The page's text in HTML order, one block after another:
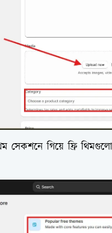
সেকশনে গিয়ে ফ্রি